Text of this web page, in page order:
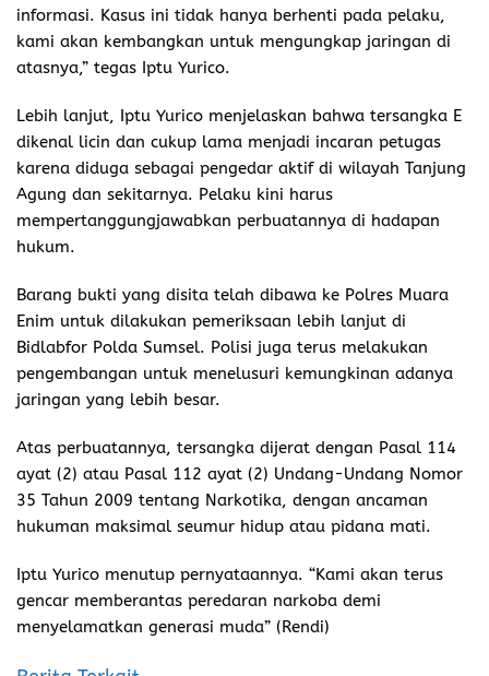
informasi. Kasus ini tidak hanya berhenti pada pelaku,
kami akan kembangkan untuk mengungkap jaringan di
atasnya,” tegas Iptu Yurico.
Lebih lanjut, Iptu Yurico menjelaskan bahwa tersangka E
dikenal licin dan cukup lama menjadi incaran petugas
karena diduga sebagai pengedar aktif di wilayah Tanjung
Agung dan sekitarnya. Pelaku kini harus
mempertanggungjawabkan perbuatannya di hadapan
hukum.
Barang bukti yang disita telah dibawa ke Polres Muara
Enim untuk dilakukan pemeriksaan lebih lanjut di
Bidlabfor Polda Sumsel. Polisi juga terus melakukan
pengembangan untuk menelusuri kemungkinan adanya
jaringan yang lebih besar.
Atas perbuatannya, tersangka dijerat dengan Pasal 114
ayat (2) atau Pasal 112 ayat (2) Undang-Undang Nomor
35 Tahun 2009 tentang Narkotika, dengan ancaman
hukuman maksimal seumur hidup atau pidana mati.
Iptu Yurico menutup pernyataannya. “Kami akan terus
gencar memberantas peredaran narkoba demi
menyelamatkan generasi muda” (Rendi)